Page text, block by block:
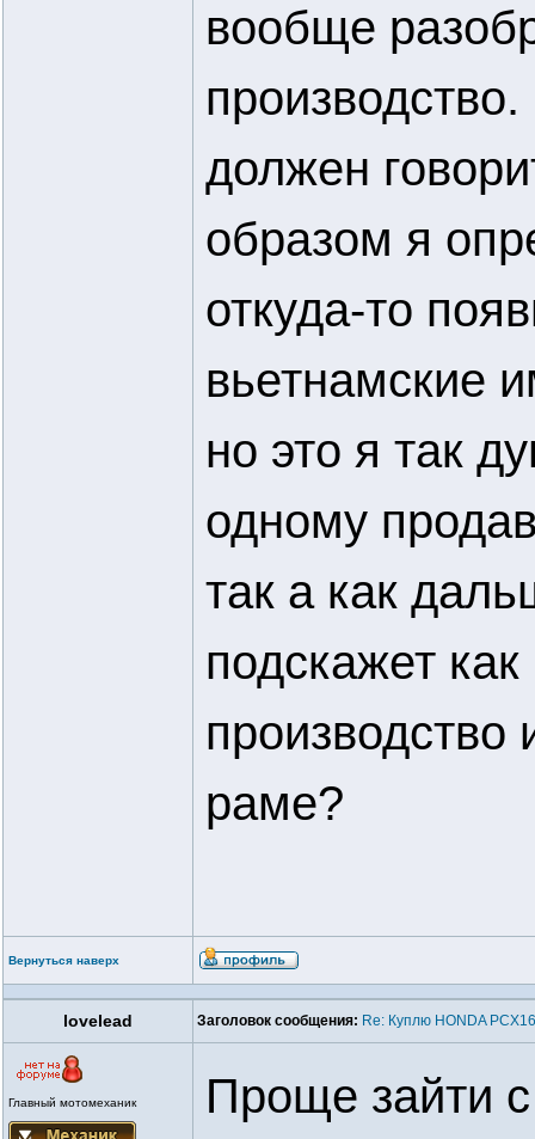
вообще
должен
образом я
откуда-то
вьетнамские
но это я так
одному
так а как
подскажет
производство
раме?
Вернуться наверх
lovelead Заголовок сообщения: Re: Куплю HONDA
Главный мотомеханик
Проще зайти с